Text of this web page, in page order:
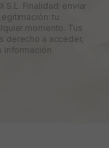
S.L. Finalidad: enviar
tu
momento. Tus
derecho a acceder,
información